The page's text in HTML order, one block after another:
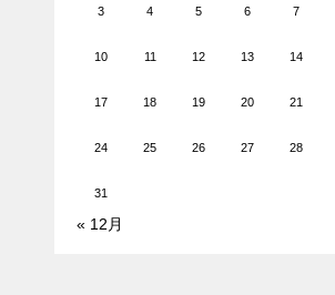
3 4 5 6 7
10 11 12 13 14
17 18 19 20 21
24 25 26 27 28
31
« 12月